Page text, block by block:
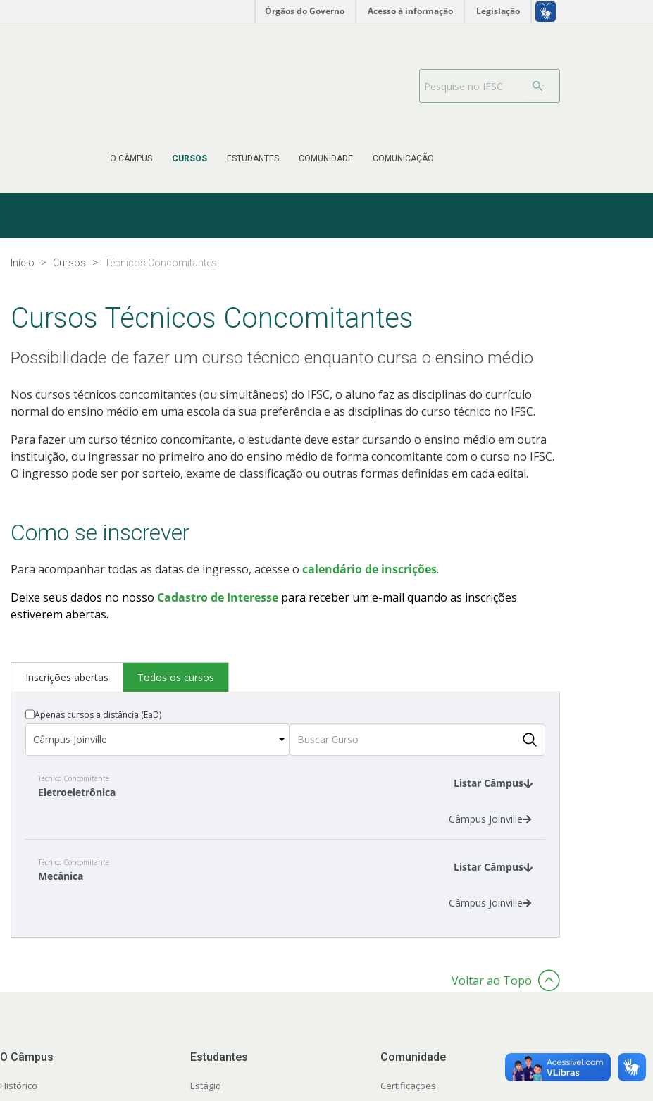
Órgãos do Governo Acesso à informação Legislação
O CÂMPUS CURSOS ESTUDANTES COMUNIDADE COMUNICAÇÃO
Search Bar
Início Cursos Técnicos Concomitantes
Cursos Técnicos Concomitantes
Possibilidade de fazer um curso técnico enquanto cursa o ensino médio
Nos cursos técnicos concomitantes (ou simultâneos) do IFSC, o aluno faz as disciplinas do currículo
normal do ensino médio em uma escola da sua preferência e as disciplinas do curso técnico no IFSC.
Para fazer um curso técnico concomitante, o estudante deve estar cursando o ensino médio em outra
instituição, ou ingressar no primeiro ano do ensino médio de forma concomitante com o curso no IFSC.
O ingresso pode ser por sorteio, exame de classificação ou outras formas definidas em cada edital.
Como se inscrever
Para acompanhar todas as datas de ingresso, acesse o calendário de inscrições.
Deixe seus dados no nosso Cadastro de Interesse para receber um e-mail quando as inscrições
estiverem abertas.
Inscrições abertas Todos os cursos
Apenas cursos a distância (EaD)
Técnico Concomitante
Eletroeletrônica
Listar Câmpus
Câmpus Joinville
Técnico Concomitante
Mecânica
Listar Câmpus
Câmpus Joinville
Voltar ao Topo
O Câmpus
Histórico
Estudantes
Estágio
Comunidade
Certificações